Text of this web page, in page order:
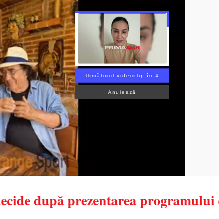
Următorul videoclip în 3
Anulează
după prezentarea programului